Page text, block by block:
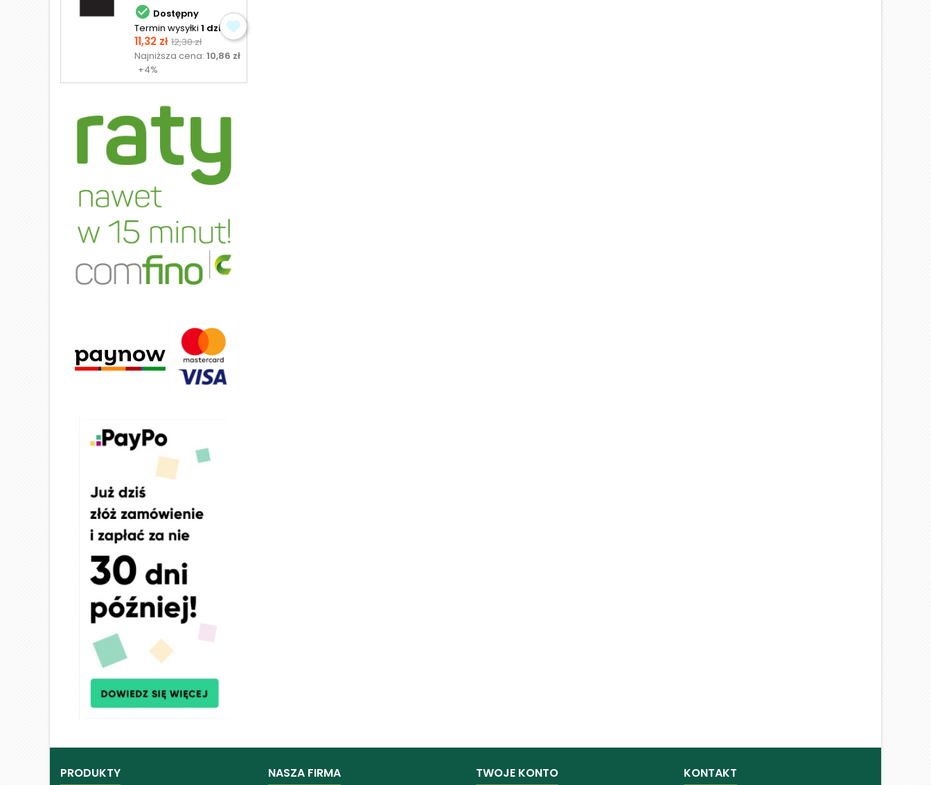
 Dostępny
Termin wysyłki 1 dzień
Cena
11,32 zł Cena
podstawowa
12,30 zł
Najniższa cena:10,86 zł
+4%
PRODUKTY NASZA FIRMA TWOJE KONTO KONTAKT